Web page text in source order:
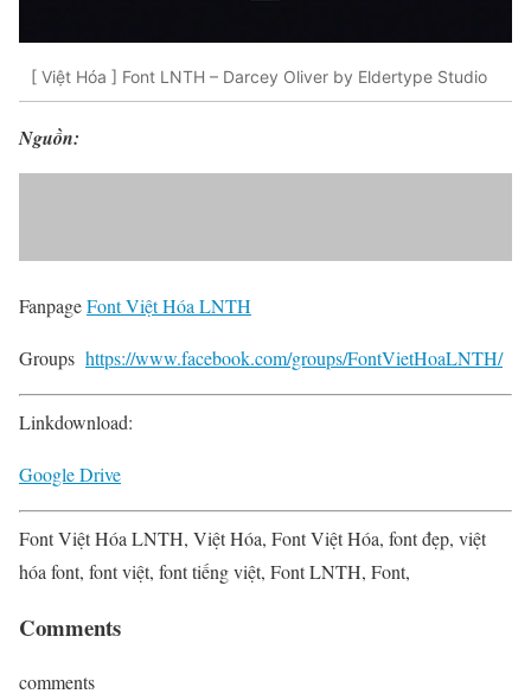
[ Việt Hóa ] Font LNTH – Darcey Oliver by Eldertype Studio
Nguồn:
FanpageFont Việt Hóa LNTH
Groups https://www.facebook.com/groups/FontVietHoaLNTH/
Linkdownload:
Google Drive
Font Việt Hóa LNTH, Việt Hóa, Font Việt Hóa, font đẹp, việt
hóa font, font việt, font tiếng việt, Font LNTH, Font,
Comments
comments